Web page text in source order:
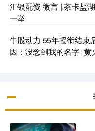
汇银配资 微言 | 茶卡盐
一举
牛股动力 55年授衔结束
因：没念到我的名字_黄